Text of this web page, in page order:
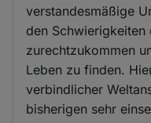
verstandesmäßige
den Schwierigkeiten
zurechtzukommen
Leben zu finden.
verbindlicher
bisherigen sehr